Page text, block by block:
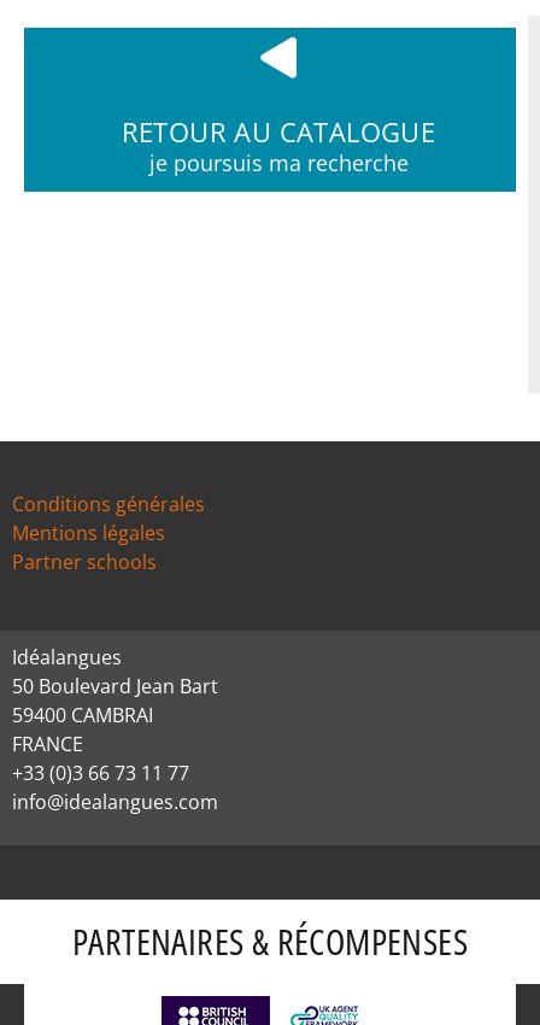
RETOUR AU CATALOGUE
je poursuis ma recherche
Conditions générales
Mentions légales
Partner schools
Idéalangues
50 Boulevard Jean Bart
59400 CAMBRAI
FRANCE
+33 (0)3 66 73 11 77
info@idealangues.com
PARTENAIRES & RÉCOMPENSES